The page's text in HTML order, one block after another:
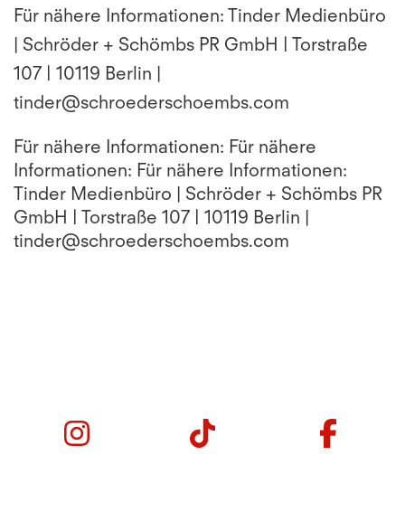
Für nähere Informationen: Tinder Medienbüro
| Schröder + Schömbs PR GmbH | Torstraße
107 | 10119 Berlin |
tinder@schroederschoembs.com
Für nähere Informationen: Für nähere
Informationen: Für nähere Informationen:
Tinder Medienbüro | Schröder + Schömbs PR
GmbH | Torstraße 107 | 10119 Berlin |
tinder@schroederschoembs.com